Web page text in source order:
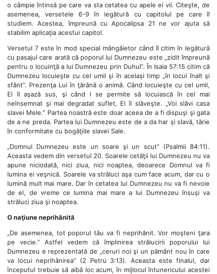
o câmpie întinsă pe care va sta cetatea cu apele ei vii. Citeşte, de
asemenea, versetele 6-9 în legătură cu capitolul pe care îl
studiem. Acestea, împreună cu Apocalipsa 21 ne vor ajuta să
stabilim aplicaţia acestui capitol.
Versetul 7 este în mod special mângâietor când îl citim în legătură
cu pasajul care arată că poporul lui Dumnezeu este „zidit împreună
pentru o locuinţă a lui Dumnezeu prin Duhul”. În Isaia 57:15 citim că
Dumnezeu locuieşte cu cel umil şi în acelaşi timp „în locul înalt şi
sfânt”. Prezenţa Lui în ţărână o animă. Când locuieşte cu cel umil,
El îl aşază sus, şi când I se permite să locuiască în cel mai
neînsemnat şi mai degradat suflet, El îl slăveşte. „Voi slăvi casa
slavei Mele.” Partea noastră este doar aceea de a fi dispuşi şi gata
de a ne preda. Partea lui Dumnezeu este de a da har şi slavă, tărie
în conformitate cu bogăţiile slavei Sale.
„Domnul Dumnezeu este un soare şi un scut” (Psalmii 84:11).
Aceasta vedem din versetul 20. Soarele cetăţii lui Dumnezeu nu va
apune niciodată, nici ziua, nici noaptea, deoarece Domnul va fi
lumina ei veşnică. Soarele va străluci aşa cum face acum, dar cu o
lumină mult mai mare. Dar în cetatea lui Dumnezeu nu va fi nevoie
de el, de vreme ce lumina mai mare a lui Dumnezeu însuşi va
străluci ziua şi noaptea.
O naţiune neprihănită
„De asemenea, tot poporul tău va fi neprihănit. Vor moşteni ţara
pe vecie.” Astfel vedem că împlinirea strălucirii poporului lui
Dumnezeu e reprezentată de „ceruri noi şi un pământ nou în care
va locui neprihănirea” (2 Petru 3:13). Aceasta este finalul, dar
începutul trebuie să aibă loc acum, în mijlocul întunericului acestei